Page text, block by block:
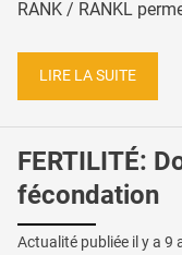
RANK / RANKL
LIRE LA SUITE
FERTILITÉ:
fécondation
Actualité publiée il y a 9